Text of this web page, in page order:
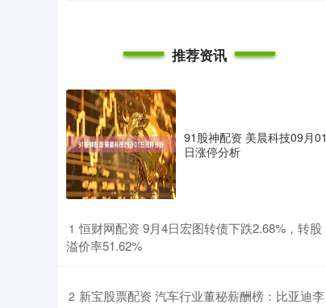
推荐资讯
91股神配资 美晨科技09月01
日涨停分析
1 ​恒财网配资 9月4日宏图转债下跌2.68%，转股
溢价率51.62%
2 ​新宝股票配资 汽车行业董秘薪酬榜：比亚迪李